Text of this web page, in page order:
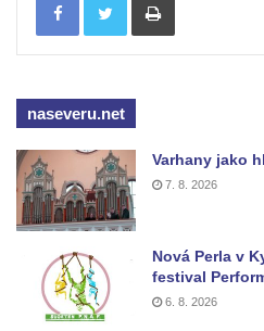
Na Sadech v Českých
Socha Mateřství v parku Na
Památník Otokara Mokrého v
Sadech v Českých Budějovicích
Poslední dochovaný tramvajový
Pražské třídě v Českých
Socha Civilizovaní na Husově
Českých Budějovicích
naseveru.net
Varhany jako
7. 8. 2026
Nová Perla v
festival
6. 8. 2026